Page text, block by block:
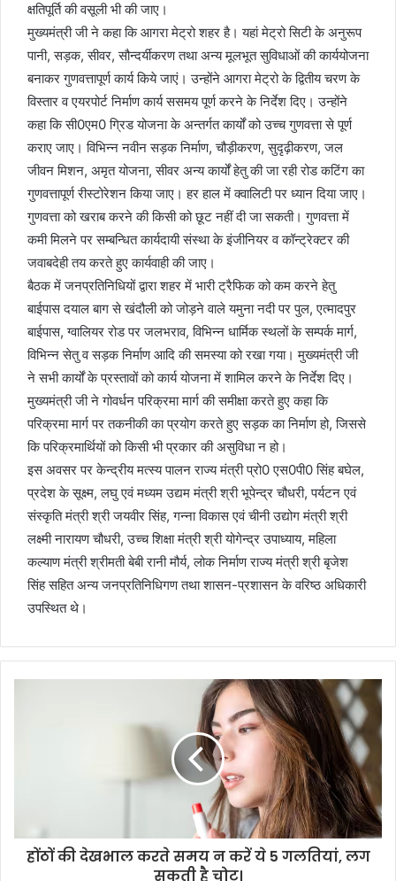
क्षतिपूर्ति की वसूली भी की जाए।
मुख्यमंत्री जी ने कहा कि आगरा मेट्रो शहर है। यहां मेट्रो सिटी के अनुरूप
पानी, सड़क, सीवर, सौन्दर्यीकरण तथा अन्य मूलभूत सुविधाओं की कार्ययोजना
बनाकर गुणवत्तापूर्ण कार्य किये जाएं। उन्होंने आगरा मेट्रो के द्वितीय चरण के
विस्तार व एयरपोर्ट निर्माण कार्य ससमय पूर्ण करने के निर्देश दिए। उन्होंने
कहा कि सी0एम0 ग्रिड योजना के अन्तर्गत कार्यों को उच्च गुणवत्ता से पूर्ण
कराए जाए। विभिन्न नवीन सड़क निर्माण, चौड़ीकरण, सुदृढ़ीकरण, जल
जीवन मिशन, अमृत योजना, सीवर अन्य कार्यों हेतु की जा रही रोड कटिंग का
गुणवत्तापूर्ण रीस्टोरेशन किया जाए। हर हाल में क्वालिटी पर ध्यान दिया जाए।
गुणवत्ता को खराब करने की किसी को छूट नहीं दी जा सकती। गुणवत्ता में
कमी मिलने पर सम्बन्धित कार्यदायी संस्था के इंजीनियर व कॉन्ट्रेक्टर की
जवाबदेही तय करते हुए कार्यवाही की जाए।
बैठक में जनप्रतिनिधियों द्वारा शहर में भारी ट्रैफिक को कम करने हेतु
बाईपास दयाल बाग से खंदौली को जोड़ने वाले यमुना नदी पर पुल, एत्मादपुर
बाईपास, ग्वालियर रोड पर जलभराव, विभिन्न धार्मिक स्थलों के सम्पर्क मार्ग,
विभिन्न सेतु व सड़क निर्माण आदि की समस्या को रखा गया। मुख्यमंत्री जी
ने सभी कार्यों के प्रस्तावों को कार्य योजना में शामिल करने के निर्देश दिए।
मुख्यमंत्री जी ने गोवर्धन परिक्रमा मार्ग की समीक्षा करते हुए कहा कि
परिक्रमा मार्ग पर तकनीकी का प्रयोग करते हुए सड़क का निर्माण हो, जिससे
कि परिक्रमार्थियों को किसी भी प्रकार की असुविधा न हो।
इस अवसर पर केन्द्रीय मत्स्य पालन राज्य मंत्री प्रो0 एस0पी0 सिंह बघेल,
प्रदेश के सूक्ष्म, लघु एवं मध्यम उद्यम मंत्री श्री भूपेन्द्र चौधरी, पर्यटन एवं
संस्कृति मंत्री श्री जयवीर सिंह, गन्ना विकास एवं चीनी उद्योग मंत्री श्री
लक्ष्मी नारायण चौधरी, उच्च शिक्षा मंत्री श्री योगेन्द्र उपाध्याय, महिला
कल्याण मंत्री श्रीमती बेबी रानी मौर्य, लोक निर्माण राज्य मंत्री श्री बृजेश
सिंह सहित अन्य जनप्रतिनिधिगण तथा शासन-प्रशासन के वरिष्ठ अधिकारी
उपस्थित थे।
होंठों की देखभाल करते समय न करें ये 5 गलतियां, लग
सकती है चोट।